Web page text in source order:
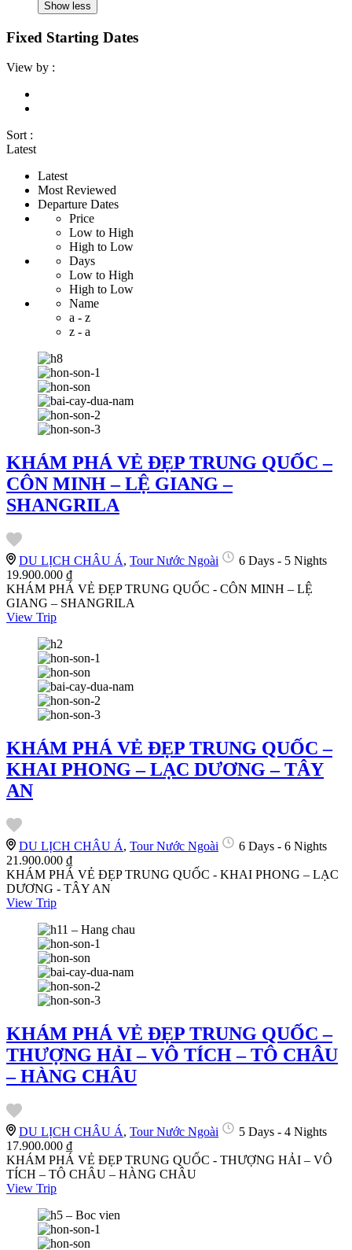
Show less
Fixed Starting Dates
View by :
Sort :
Latest
Latest
Most Reviewed
Departure Dates
Price
Low to High
High to Low
Days
Low to High
High to Low
Name
a - z
z - a
KHÁM PHÁ VẺ ĐẸP TRUNG QUỐC –
CÔN MINH – LỆ GIANG –
SHANGRILA
DU LỊCH CHÂU Á, Tour Nước Ngoài
6 Days - 5 Nights
19.900.000 ₫
KHÁM PHÁ VẺ ĐẸP TRUNG QUỐC - CÔN MINH – LỆ
GIANG – SHANGRILA
View Trip
KHÁM PHÁ VẺ ĐẸP TRUNG QUỐC –
KHAI PHONG – LẠC DƯƠNG – TÂY
AN
DU LỊCH CHÂU Á, Tour Nước Ngoài
6 Days - 6 Nights
21.900.000 ₫
KHÁM PHÁ VẺ ĐẸP TRUNG QUỐC - KHAI PHONG – LẠC
DƯƠNG - TÂY AN
View Trip
KHÁM PHÁ VẺ ĐẸP TRUNG QUỐC –
THƯỢNG HẢI – VÔ TÍCH – TÔ CHÂU
– HÀNG CHÂU
DU LỊCH CHÂU Á, Tour Nước Ngoài
5 Days - 4 Nights
17.900.000 ₫
KHÁM PHÁ VẺ ĐẸP TRUNG QUỐC - THƯỢNG HẢI – VÔ
TÍCH – TÔ CHÂU – HÀNG CHÂU
View Trip